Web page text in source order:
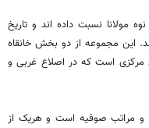
مولانا نسبت داده اند و تاریخ
کرده اند. ‌این مجموعه از دو بخش خانقاه
است که در اصلاع غربی و
و مراتب صوفیه است و هریک از